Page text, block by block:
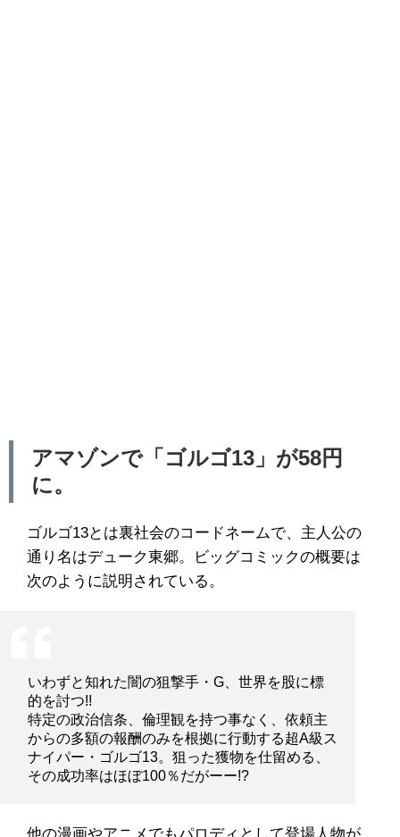
アマゾンで「ゴルゴ13」が58円
に。
ゴルゴ13とは裏社会のコードネームで、主人公の
通り名はデューク東郷。ビッグコミックの概要は
次のように説明されている。
いわずと知れた闇の狙撃手・G、世界を股に標
的を討つ!!
特定の政治信条、倫理観を持つ事なく、依頼主
からの多額の報酬のみを根拠に行動する超A級ス
ナイパー・ゴルゴ13。狙った獲物を仕留める、
その成功率はほぼ100％だがーー!?